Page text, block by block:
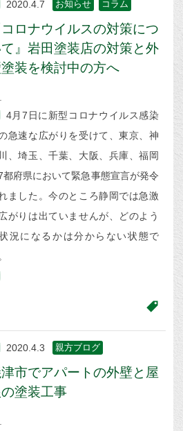
2020.4.7 お知らせ コラム
コロナウイルスの対策につ
』岩田塗装店の対策と外
装を検討中の方へ
4月7日に新型コロナウイルス感染
急速な広がりを受けて、東京、神
、埼玉、千葉、大阪、兵庫、福岡
都府県において緊急事態宣言が発令
ました。今のところ静岡では急激
がりは出ていませんが、どのよう
況になるかは分からない状態で
2020.4.3 親方ブログ
市でアパートの外壁と屋
塗装工事